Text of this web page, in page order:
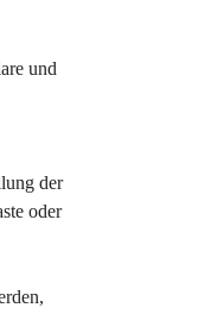
und
der
oder